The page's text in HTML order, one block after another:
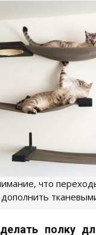
что
полку